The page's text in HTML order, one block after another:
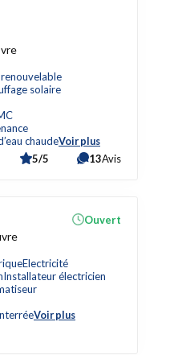
solaire
chaudeVoir plus
5/5 13Avis
Electricité
Installateur électricien
Voir plus
Ouvert